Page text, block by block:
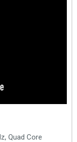
Quad Core